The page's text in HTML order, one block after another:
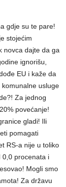
gdje su te pare!
stojećim
novca dajte da ga
ignorišu,
EU i kaže da
usluge
Za jednog
povećanje!
gladi! Ili
pomagati
RS-a nije u toliko
0,0 procenata i
Mogli smo
Za državu